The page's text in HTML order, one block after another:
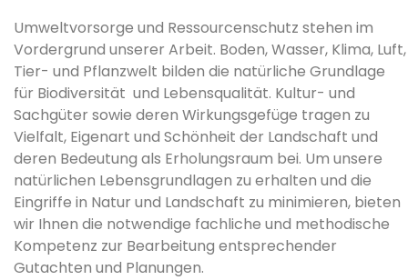
Umweltvorsorge und Ressourcenschutz stehen im
Vordergrund unserer Arbeit. Boden, Wasser, Klima, Luft,
Tier- und Pflanzwelt bilden die natürliche Grundlage
für Biodiversität und Lebensqualität. Kultur- und
Sachgüter sowie deren Wirkungsgefüge tragen zu
Vielfalt, Eigenart und Schönheit der Landschaft und
deren Bedeutung als Erholungsraum bei. Um unsere
natürlichen Lebensgrundlagen zu erhalten und die
Eingriffe in Natur und Landschaft zu minimieren, bieten
wir Ihnen die notwendige fachliche und methodische
Kompetenz zur Bearbeitung entsprechender
Gutachten und Planungen.